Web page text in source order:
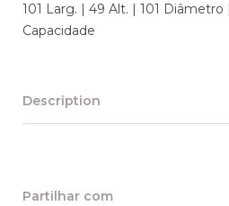
101 Larg. | 49 Alt. | 101
Capacidade
Description
Partilhar com